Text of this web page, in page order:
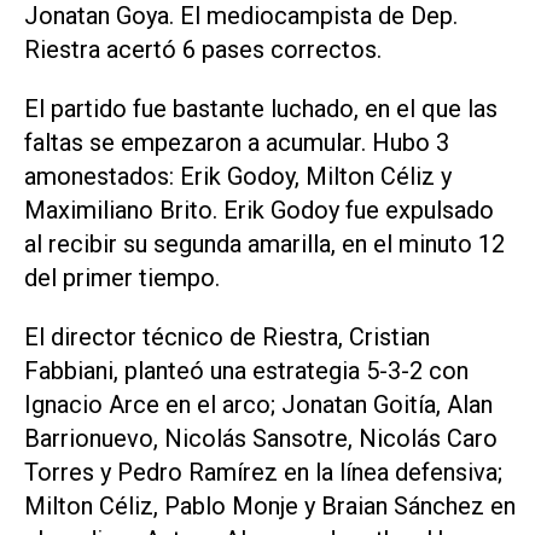
Jonatan Goya. El mediocampista de Dep.
Riestra acertó 6 pases correctos.
El partido fue bastante luchado, en el que las
faltas se empezaron a acumular. Hubo 3
amonestados: Erik Godoy, Milton Céliz y
Maximiliano Brito. Erik Godoy fue expulsado
al recibir su segunda amarilla, en el minuto 12
del primer tiempo.
El director técnico de Riestra, Cristian
Fabbiani, planteó una estrategia 5-3-2 con
Ignacio Arce en el arco; Jonatan Goitía, Alan
Barrionuevo, Nicolás Sansotre, Nicolás Caro
Torres y Pedro Ramírez en la línea defensiva;
Milton Céliz, Pablo Monje y Braian Sánchez en